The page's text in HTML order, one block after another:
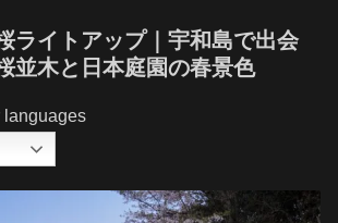
ライトアップ｜宇和島で出会
並木と日本庭園の春景色
languages